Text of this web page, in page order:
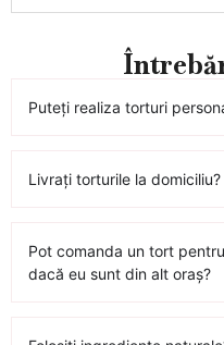
Puteți realiza torturi
Livrați torturile la domiciliu?
Pot comanda un tort
dacă eu sunt din alt oraș?